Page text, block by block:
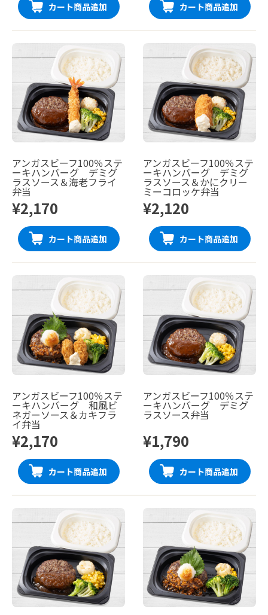
カート商品追加 カート商品追加
アンガスビーフ100％ステ
ーキハンバーグ デミグ
ラスソース＆海老フライ
弁当
¥2,170
カート商品追加
アンガスビーフ100％ステ
ーキハンバーグ デミグ
ラスソース＆かにクリー
ミーコロッケ弁当
¥2,120
カート商品追加
アンガスビーフ100％ステ
ーキハンバーグ 和風ビ
ネガーソース＆カキフラ
イ弁当
¥2,170
カート商品追加
アンガスビーフ100％ステ
ーキハンバーグ デミグ
ラスソース弁当
¥1,790
カート商品追加